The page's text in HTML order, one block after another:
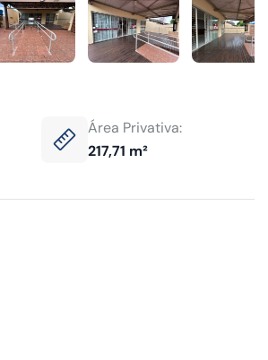
Área Privativa:
217,71 m²